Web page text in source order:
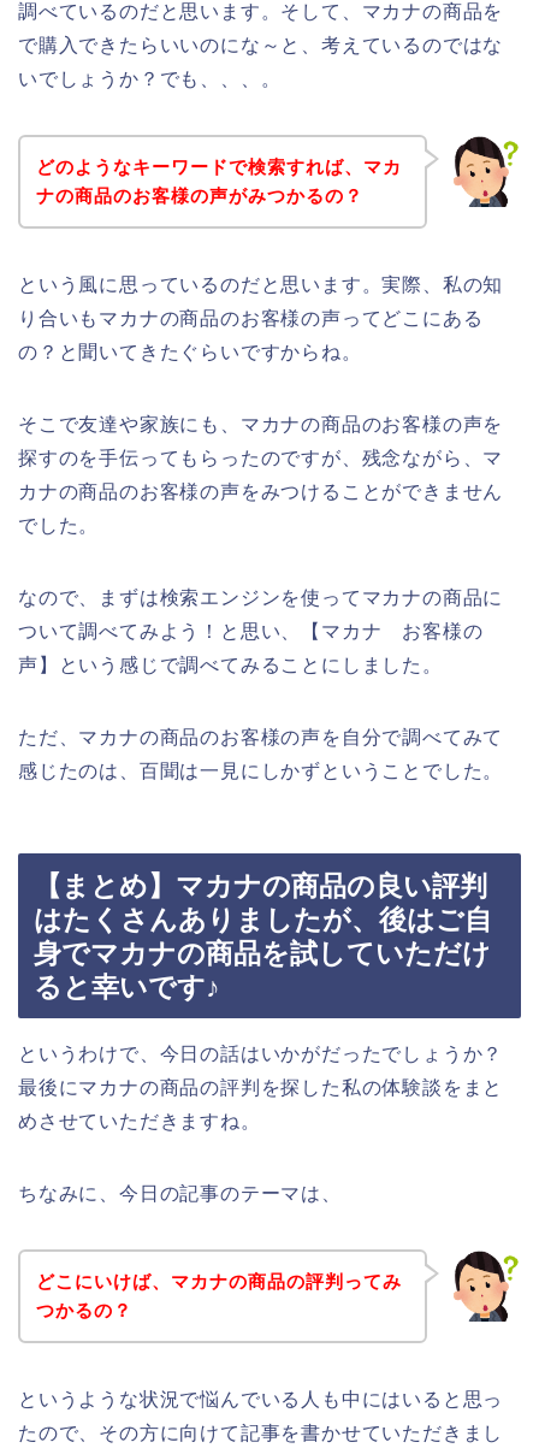
調べているのだと思います。そして、マカナの商品を
で購入できたらいいのにな～と、考えているのではな
いでしょうか？でも、、、。
どのようなキーワードで検索すれば、マカ
ナの商品のお客様の声がみつかるの？
という風に思っているのだと思います。実際、私の知
り合いもマカナの商品のお客様の声ってどこにある
の？と聞いてきたぐらいですからね。
そこで友達や家族にも、マカナの商品のお客様の声を
探すのを手伝ってもらったのですが、残念ながら、マ
カナの商品のお客様の声をみつけることができません
でした。
なので、まずは検索エンジンを使ってマカナの商品に
ついて調べてみよう！と思い、【マカナ お客様の
声】という感じで調べてみることにしました。
ただ、マカナの商品のお客様の声を自分で調べてみて
感じたのは、百聞は一見にしかずということでした。
【まとめ】マカナの商品の良い評判
はたくさんありましたが、後はご自
身でマカナの商品を試していただけ
ると幸いです♪
というわけで、今日の話はいかがだったでしょうか？
最後にマカナの商品の評判を探した私の体験談をまと
めさせていただきますね。
ちなみに、今日の記事のテーマは、
どこにいけば、マカナの商品の評判ってみ
つかるの？
というような状況で悩んでいる人も中にはいると思っ
たので、その方に向けて記事を書かせていただきまし